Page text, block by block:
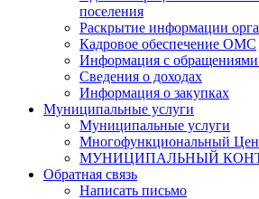
поселения
Раскрытие информации
Кадровое обеспечение ОМС
Информация с обращениями
Сведения о доходах
Информация о закупках
Муниципальные услуги
Муниципальные услуги
Многофункциональный
МУНИЦИПАЛЬНЫЙ
Обратная связь
Написать письмо